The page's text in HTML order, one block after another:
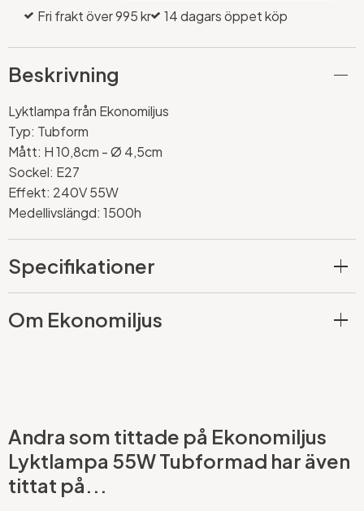
Fri frakt över 995 kr 14 dagars öppet köp
Beskrivning
Lyktlampa från Ekonomiljus
Typ: Tubform
Mått: H 10,8cm - Ø 4,5cm
Sockel: E27
Effekt: 240V 55W
Medellivslängd: 1500h
Specifikationer
Om Ekonomiljus
Andra som tittade på Ekonomiljus
Lyktlampa 55W Tubformad har även
tittat på...